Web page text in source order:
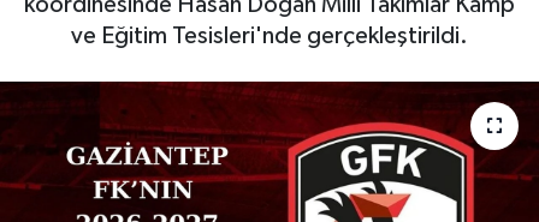
ve Eğitim Tesisleri'nde gerçekleştirildi.
Haberler
Kültür Sanat
Magazin
Müzik
Haber Arşivi